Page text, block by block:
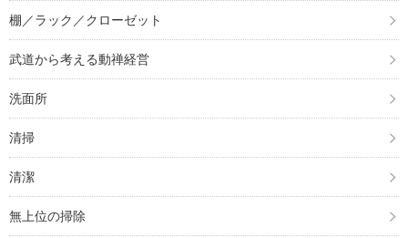
棚／ラック／クローゼット
武道から考える動禅経営
洗面所
清掃
清潔
無上位の掃除